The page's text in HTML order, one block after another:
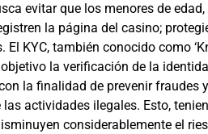
evitar que los menores de
la página del casino;
KYC, también conocido como
la verificación de la
la finalidad de prevenir fraudes
actividades ilegales. Esto,
considerablemente el